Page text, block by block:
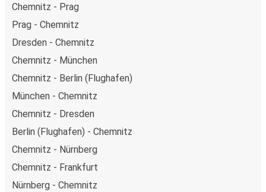
Chemnitz - Prag
Prag - Chemnitz
Dresden - Chemnitz
Chemnitz - München
Chemnitz - Berlin (Flughafen)
München - Chemnitz
Chemnitz - Dresden
Berlin (Flughafen) - Chemnitz
Chemnitz - Nürnberg
Chemnitz - Frankfurt
Nürnberg - Chemnitz